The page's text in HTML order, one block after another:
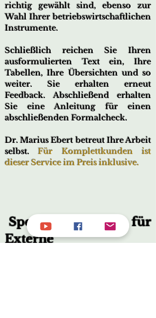
richtig gewählt sind, ebenso zur
Wahl Ihrer betriebswirtschaftlichen
Instrumente.
Schließlich reichen Sie Ihren
ausformulierten Text ein, Ihre
Tabellen, Ihre Übersichten und so
weiter. Sie erhalten erneut
Feedback. Abschließend erhalten
Sie eine Anleitung für einen
abschließenden Formalcheck.
Dr. Marius Ebert betreut Ihre Arbeit
selbst.Für Komplettkunden ist
dieser Service im Preis inklusive.
Spezieller Hinweis für
Externe